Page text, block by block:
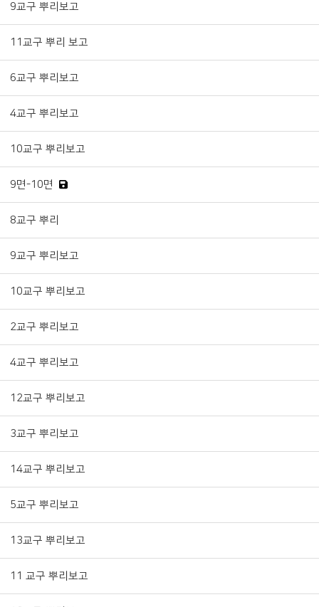
9교구 뿌리보고
11교구 뿌리 보고
6교구 뿌리보고
4교구 뿌리보고
10교구 뿌리보고
9면-10면
8교구 뿌리
9교구 뿌리보고
10교구 뿌리보고
2교구 뿌리보고
4교구 뿌리보고
12교구 뿌리보고
3교구 뿌리보고
14교구 뿌리보고
5교구 뿌리보고
13교구 뿌리보고
11 교구 뿌리보고